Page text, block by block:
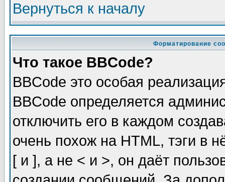
Вернуться к началу
Форматирование
Что такое BBCode?
BBCode это особая
BBCode определяется
отключить его в каждом
очень похож на HTML, тэги в
[ и ], а не < и >, он даёт